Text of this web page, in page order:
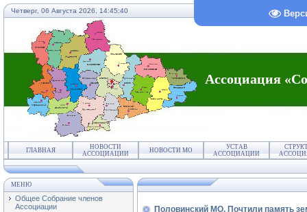
Четверг, 06 Августа 2026, 14:45:40
Ассоциация
ГЛАВНАЯ
НОВОСТИ
АССОЦИАЦИИ
НОВОСТИ МО
УСТАВ
АССОЦИАЦИИ
МЕНЮ
Общее Собрание членов
Ассоциации
Половинский МО. Почтили память